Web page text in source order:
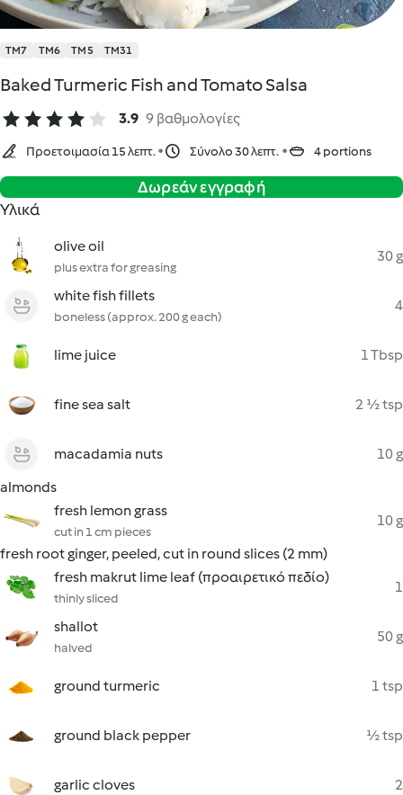
TM7 TM6 TM5 TM31
Baked Turmeric Fish and Tomato Salsa
3.9 9 βαθμολογίες
Προετοιμασία 15 λεπτ. Σύνολο 30 λεπτ. 4 portions
Δωρεάν εγγραφή
Υλικά
olive oil
plus extra for greasing
30 g
white fish fillets
boneless (approx. 200 g each)
4
lime juice 1 Tbsp
fine sea salt 2 ½ tsp
macadamia nuts
10 g
almonds
fresh lemon grass
cut in 1 cm pieces
10 g
fresh root ginger, peeled, cut in round slices (2 mm)
fresh makrut lime leaf (προαιρετικό πεδίο)
thinly sliced
1
shallot
halved
50 g
ground turmeric 1 tsp
ground black pepper ½ tsp
garlic cloves 2